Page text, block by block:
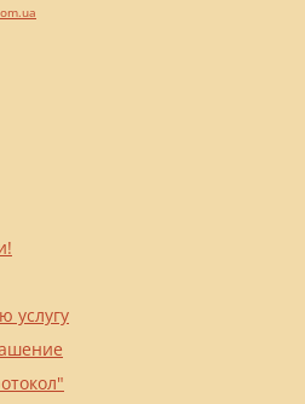
услугу